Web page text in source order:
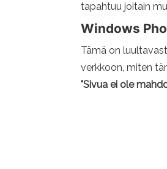
tapahtuu joitain
Windows
Tämä on
verkkoon, miten
"Sivua ei ole